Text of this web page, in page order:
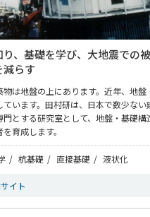
り、基礎を学び、大地震での
減らす
物は地盤の上にあります。近年、地盤
ています。田村研は、日本で数少ない
門とする研究室として、地盤・基礎構
育成します。
杭基礎 直接基礎 液状化
イト